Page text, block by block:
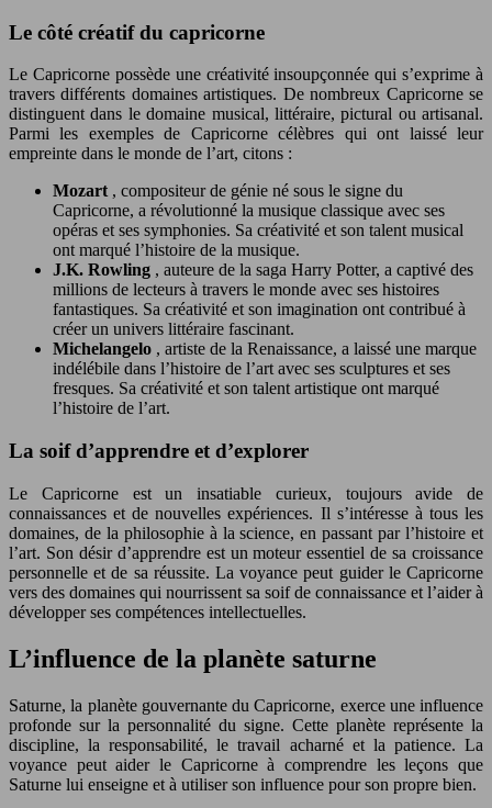
Le côté créatif du capricorne
Le Capricorne possède une créativité insoupçonnée qui s’exprime à
travers différents domaines artistiques. De nombreux Capricorne se
distinguent dans le domaine musical, littéraire, pictural ou artisanal.
Parmi les exemples de Capricorne célèbres qui ont laissé leur
empreinte dans le monde de l’art, citons :
Mozart , compositeur de génie né sous le signe du
Capricorne, a révolutionné la musique classique avec ses
opéras et ses symphonies. Sa créativité et son talent musical
ont marqué l’histoire de la musique.
J.K. Rowling , auteure de la saga Harry Potter, a captivé des
millions de lecteurs à travers le monde avec ses histoires
fantastiques. Sa créativité et son imagination ont contribué à
créer un univers littéraire fascinant.
Michelangelo , artiste de la Renaissance, a laissé une marque
indélébile dans l’histoire de l’art avec ses sculptures et ses
fresques. Sa créativité et son talent artistique ont marqué
l’histoire de l’art.
La soif d’apprendre et d’explorer
Le Capricorne est un insatiable curieux, toujours avide de
connaissances et de nouvelles expériences. Il s’intéresse à tous les
domaines, de la philosophie à la science, en passant par l’histoire et
l’art. Son désir d’apprendre est un moteur essentiel de sa croissance
personnelle et de sa réussite. La voyance peut guider le Capricorne
vers des domaines qui nourrissent sa soif de connaissance et l’aider à
développer ses compétences intellectuelles.
L’influence de la planète saturne
Saturne, la planète gouvernante du Capricorne, exerce une influence
profonde sur la personnalité du signe. Cette planète représente la
discipline, la responsabilité, le travail acharné et la patience. La
voyance peut aider le Capricorne à comprendre les leçons que
Saturne lui enseigne et à utiliser son influence pour son propre bien.